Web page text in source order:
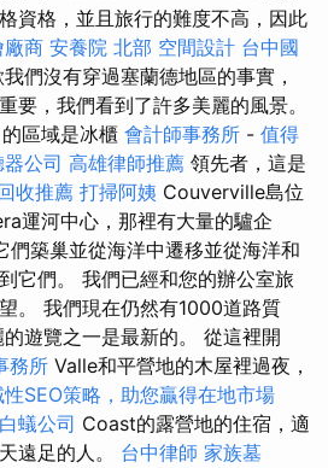
資格，並且旅行的難度不高，因此
廠商 安養院 北部 空間設計 台中國
們沒有穿過塞蘭德地區的事實，
要，我們看到了許多美麗的風景。
區域是冰櫃 會計師事務所 - 值得
公司 高雄律師推薦 領先者，這是
收推薦 打掃阿姨 Couverville島位
運河中心，那裡有大量的驢企
們築巢並從海洋中遷移並從海洋和
它們。 我們已經和您的辦公室旅
。 我們現在仍然有1000道路質
遊覽之一是最新的。 從這裡開
務所 Valle和平營地的木屋裡過夜，
性SEO策略，助您贏得在地市場
蟻公司 Coast的露營地的住宿，適
遠足的人。 台中律師 家族墓